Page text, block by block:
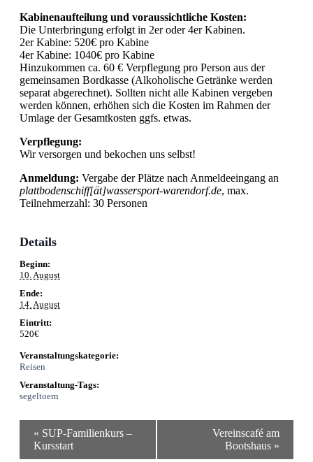
Kabinenaufteilung und voraussichtliche Kosten:
Die Unterbringung erfolgt in 2er oder 4er Kabinen.
2er Kabine: 520€ pro Kabine
4er Kabine: 1040€ pro Kabine
Hinzukommen ca. 60 € Verpflegung pro Person aus der
gemeinsamen Bordkasse (Alkoholische Getränke werden
separat abgerechnet). Sollten nicht alle Kabinen vergeben
werden können, erhöhen sich die Kosten im Rahmen der
Umlage der Gesamtkosten ggfs. etwas.
Verpflegung:
Wir versorgen und bekochen uns selbst!
Anmeldung: Vergabe der Plätze nach Anmeldeeingang an
plattbodenschiff[ät]wassersport-warendorf.de, max.
Teilnehmerzahl: 30 Personen
Details
Beginn:
10. August
Ende:
14. August
Eintritt:
520€
Veranstaltungskategorie:
Reisen
Veranstaltung-Tags:
segeltoern
Veranstaltung-
Navigation
« SUP-Familienkurs –
Kursstart
Vereinscafé am
Bootshaus »